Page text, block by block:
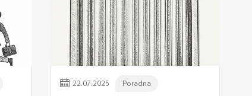
22.07.2025 Poradna